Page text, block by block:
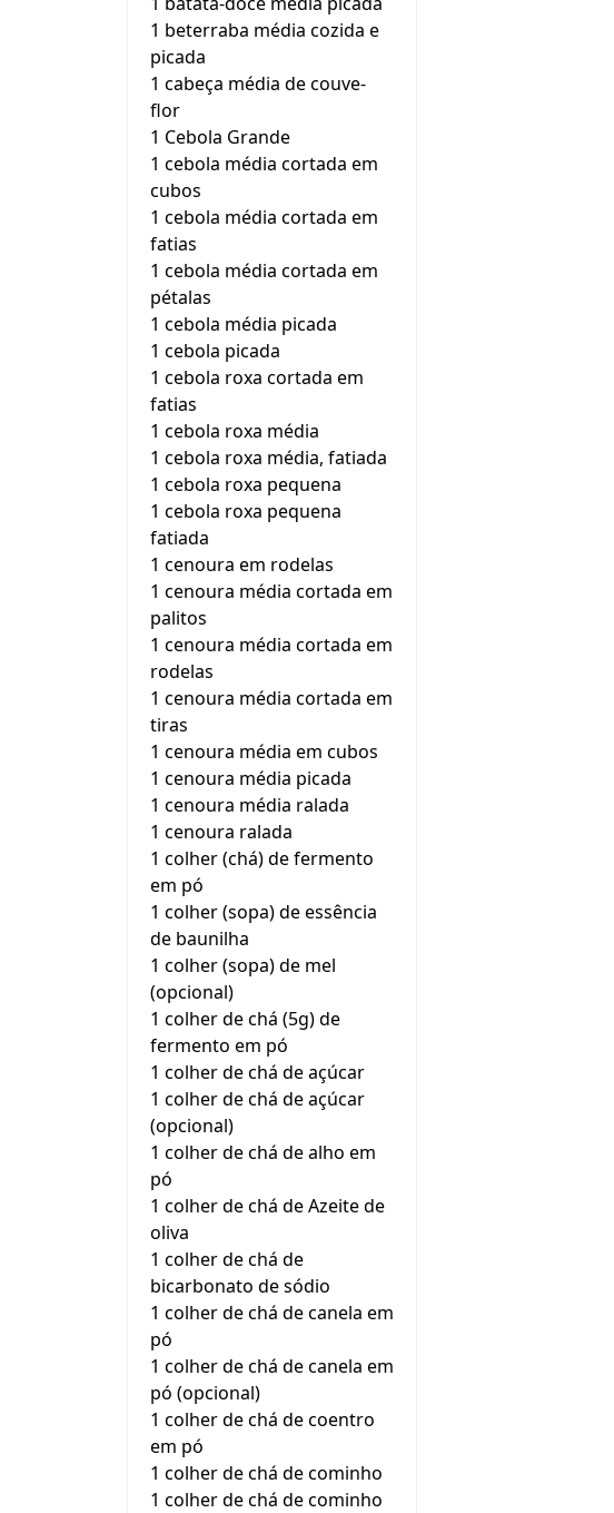
1 beterraba média cozida e
picada
1 cabeça média de couve-
flor
1 Cebola Grande
1 cebola média cortada em
cubos
1 cebola média cortada em
fatias
1 cebola média cortada em
pétalas
1 cebola média picada
1 cebola picada
1 cebola roxa cortada em
fatias
1 cebola roxa média
1 cebola roxa média, fatiada
1 cebola roxa pequena
1 cebola roxa pequena
fatiada
1 cenoura em rodelas
1 cenoura média cortada em
palitos
1 cenoura média cortada em
rodelas
1 cenoura média cortada em
tiras
1 cenoura média em cubos
1 cenoura média picada
1 cenoura média ralada
1 cenoura ralada
1 colher (chá) de fermento
em pó
1 colher (sopa) de essência
de baunilha
1 colher (sopa) de mel
(opcional)
1 colher de chá (5g) de
fermento em pó
1 colher de chá de açúcar
1 colher de chá de açúcar
(opcional)
1 colher de chá de alho em
pó
1 colher de chá de Azeite de
oliva
1 colher de chá de
bicarbonato de sódio
1 colher de chá de canela em
pó
1 colher de chá de canela em
pó (opcional)
1 colher de chá de coentro
em pó
1 colher de chá de cominho
1 colher de chá de cominho